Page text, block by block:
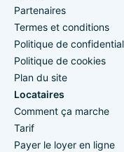
Partenaires
Termes et conditions
Politique de
Politique de cookies
Plan du site
Locataires
Comment ça marche
Tarif
Payer le loyer en ligne